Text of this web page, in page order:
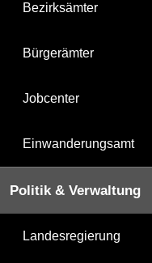
Bezirksämter
Bürgerämter
Jobcenter
Einwanderungsamt
Politik & Verwaltung
Landesregierung